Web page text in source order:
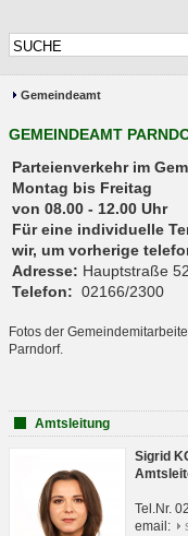
Gemeindeamt
GEMEINDEAMT
Parteienverkehr
Montag bis Freitag
von 08.00 - 12.00 Uhr
Für eine individuelle
wir, um vorherige
Adresse: Hauptstraße
Telefon: 02166/2300
Fotos der
Parndorf.
Amtsleitung
Sigrid
Tel.Nr.
email: